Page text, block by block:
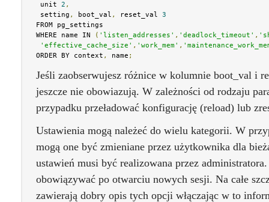
unit 2 ,
setting , boot_val , reset_val 3
FROM pg_settings
WHERE name IN
( 'listen_addresses' , 'deadlock_timeout' ,
'effective_cache_size' , 'work_mem' ,
ORDER BY context , name ;
Jeśli zaobserwujesz różnice w kolumnie boot_val i
jeszcze nie obowiazują. W zależności od rodzaju
przypadku przeładować konfigurację (reload) lub
Ustawienia mogą należeć do wielu kategorii. W
mogą one być zmieniane przez użytkownika dla
ustawień musi być realizowana przez
obowiązywać po otwarciu nowych sesji. Na całe
zawierają dobry opis tych opcji włączając w to